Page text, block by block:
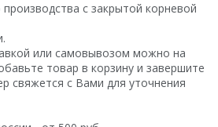
с закрытой корневой
или самовывозом можно на
товар в корзину и завершите
свяжется с Вами для уточнения